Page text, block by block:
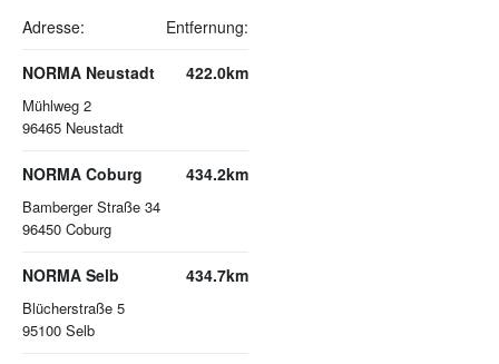
Adresse: Entfernung:
NORMA Neustadt
Mühlweg 2
96465 Neustadt
422.0km
NORMA Coburg
Bamberger Straße 34
96450 Coburg
434.2km
NORMA Selb
Blücherstraße 5
95100 Selb
434.7km